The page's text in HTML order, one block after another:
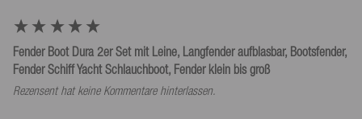
Fender Boot Dura 2er Set mit Leine, Langfender aufblasbar, Bootsfender,
Fender Schiff Yacht Schlauchboot, Fender klein bis groß
Rezensent hat keine Kommentare hinterlassen.